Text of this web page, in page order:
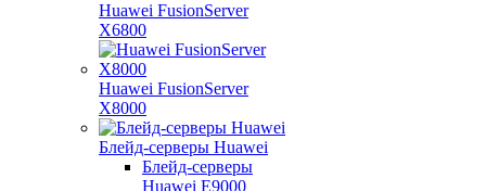
Huawei FusionServer
X6800
Huawei FusionServer
X8000
Блейд-серверы Huawei
Блейд-серверы
Huawei E9000